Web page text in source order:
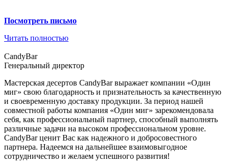
Посмотреть письмо
Читать полностью
СandyBar
Генеральный директор
Мастерская десертов CandyBar выражает компании «Один
миг» свою благодарность и признательность за качественную
и своевременную доставку продукции. За период нашей
совместной работы компания «Один миг» зарекомендовала
себя, как профессиональный партнер, способный выполнять
различные задачи на высоком профессиональном уровне.
CandyBar ценит Вас как надежного и добросовестного
партнера. Надеемся на дальнейшее взаимовыгодное
сотрудничество и желаем успешного развития!